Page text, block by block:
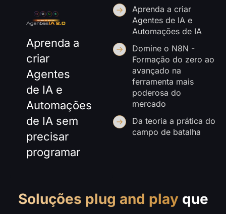
Aprenda a
criar
Agentes
de IA e
Automações
de IA sem
precisar
programar
Aprenda a criar
Agentes de IA e
Automações de IA
Domine o N8N -
Formação do zero ao
avançado na
ferramenta mais
poderosa do
mercado
Da teoria a prática do
campo de batalha
Soluções plug and playque